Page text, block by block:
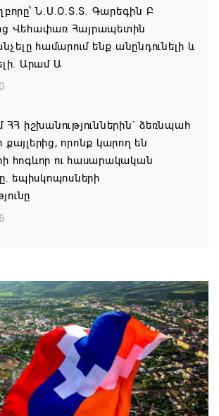
Ն.Ս.Օ.Տ.Տ. Գարեգին Բ
Վեհափառ Հայրապետին
համարում ենք անընդունելի և
Արամ Ա
ՀՀ իշխանություններին` ձեռնպահ
քայլերից, որոնք կարող են
հոգևոր ու հասարակական
եպիսկոպոսների
կոնցեսիոն
պաշտոնական դիմում չի